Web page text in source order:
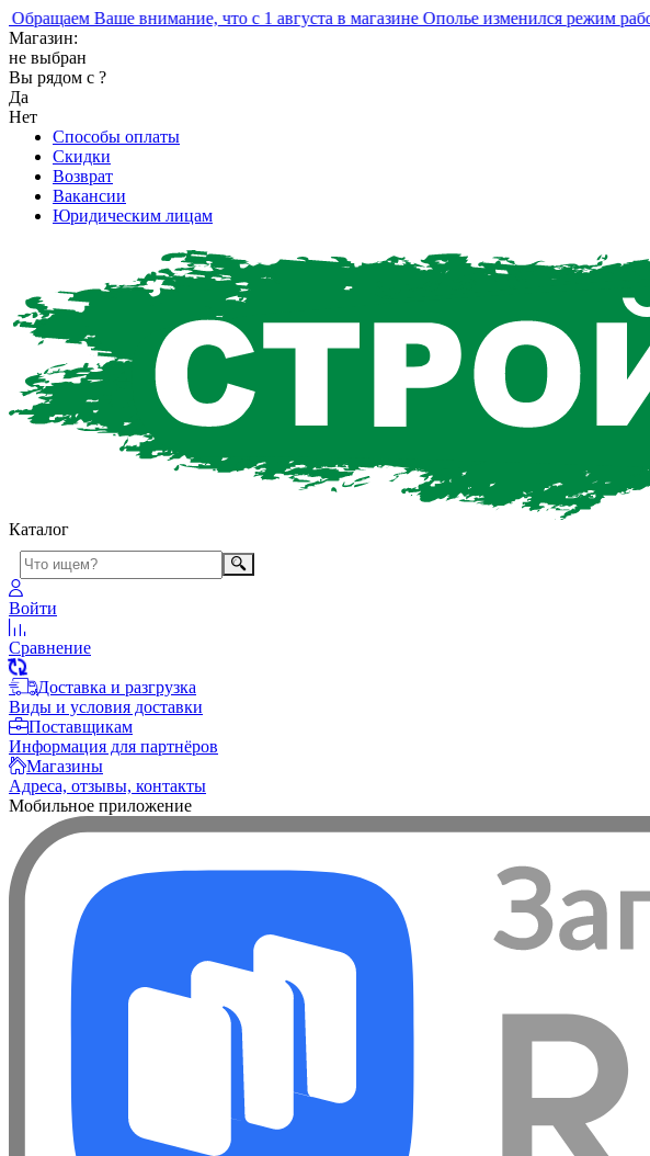
Ваше внимание, что с 1 августа в магазине Ополье изменился режим работы.
Магазин:
не выбран
Вы рядом с ?
Да
Нет
Способы оплаты
Скидки
Возврат
Вакансии
Юридическим лицам
Каталог
Войти
Сравнение
Доставка и разгрузка
Виды и условия доставки
Поставщикам
Информация для партнёров
Магазины
Адреса, отзывы, контакты
Мобильное приложение